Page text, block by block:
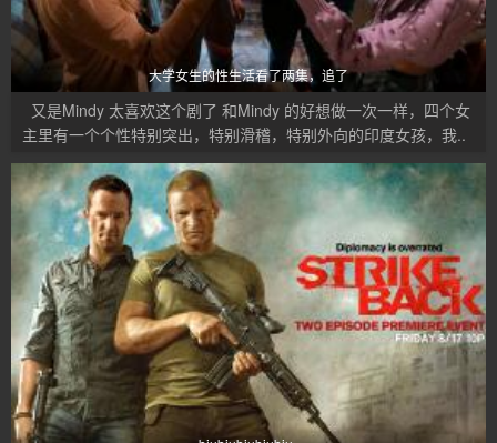
大学女生的性生活看了两集，追了
又是Mindy 太喜欢这个剧了 和Mindy 的好想做一次一样，四个女
主里有一个个性特别突出，特别滑稽，特别外向的印度女孩，我..